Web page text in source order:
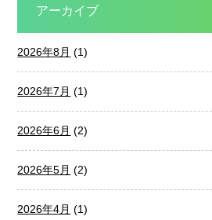
アーカイブ
2026年8月 (1)
2026年7月 (1)
2026年6月 (2)
2026年5月 (2)
2026年4月 (1)